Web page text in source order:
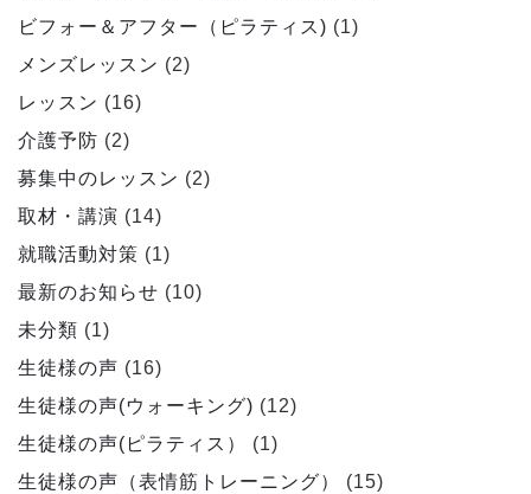
ビフォー＆アフター（ピラティス) (1)
メンズレッスン (2)
レッスン (16)
介護予防 (2)
募集中のレッスン (2)
取材・講演 (14)
就職活動対策 (1)
最新のお知らせ (10)
未分類 (1)
生徒様の声 (16)
生徒様の声(ウォーキング) (12)
生徒様の声(ピラティス）
(1)
生徒様の声（表情筋トレーニング）
(15)